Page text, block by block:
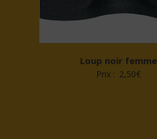
Loup noir femme
Prix : 2,50€